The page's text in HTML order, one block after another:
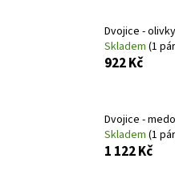
Dvojice -
Skladem (1
922 Kč
Dvojice -
Skladem (1
1 122 Kč